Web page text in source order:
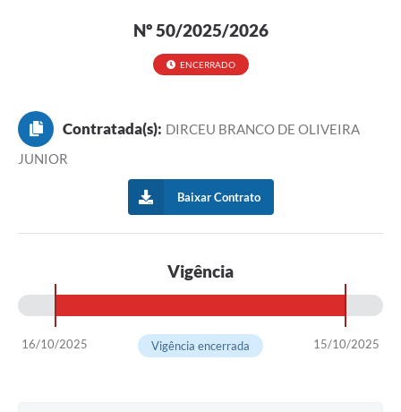
Nº 50/2025/2026
ENCERRADO
Contratada(s): DIRCEU BRANCO DE OLIVEIRA
JUNIOR
Baixar Contrato
Vigência
16/10/2025 15/10/2025
Vigência encerrada